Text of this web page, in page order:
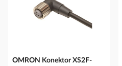
OMRON Konektor XS2F-